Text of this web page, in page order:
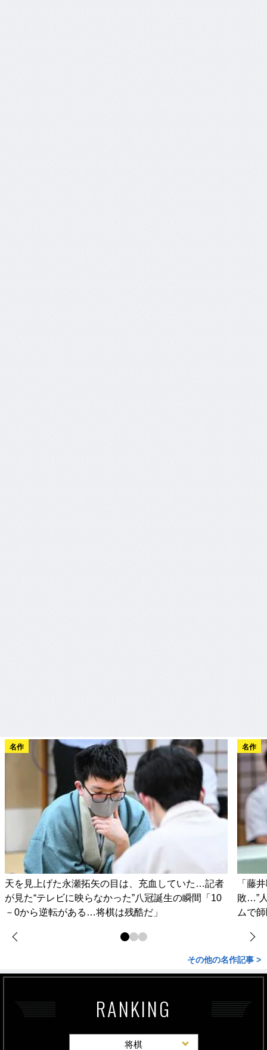
名作
天を見上げた永瀬拓矢の目は、充血していた…記者
が見た“テレビに映らなかった”八冠誕生の瞬間「10
－0から逆転がある…将棋は残酷だ」
名作
「藤
敗…”
ムで
その他の名作記事 >
RANKING
将棋